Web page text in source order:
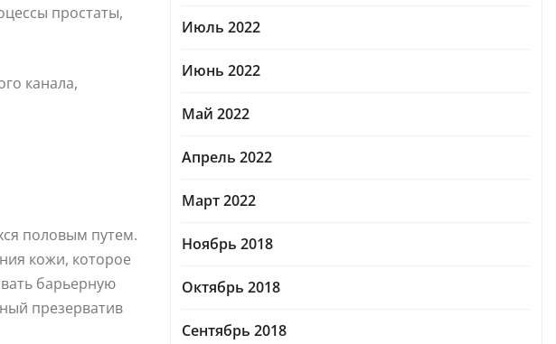
простаты,
канала,
половым путем.
кожи, которое
барьерную
презерватив
Июль 2022
Июнь 2022
Май 2022
Апрель 2022
Март 2022
Ноябрь 2018
Октябрь 2018
Сентябрь 2018